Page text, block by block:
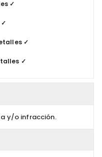
✓
✓
✓
✓
y/o infracción.